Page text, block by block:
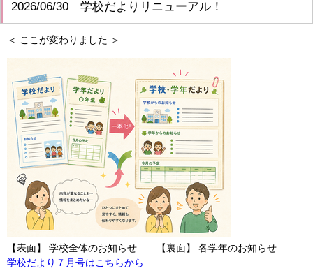
2026/06/30 学校だよりリニューアル！
＜ ここが変わりました ＞
【表面】 学校全体のお知らせ 【裏面】 各学年のお知らせ
学校だより７月号はこちらから